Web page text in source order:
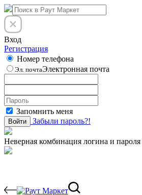
Вход
Регистрация
Номер телефона
Эл. почтаЭлектронная почта
Запомнить меня
Войти Забыли пароль?!
Неверная комбинация логина и пароля